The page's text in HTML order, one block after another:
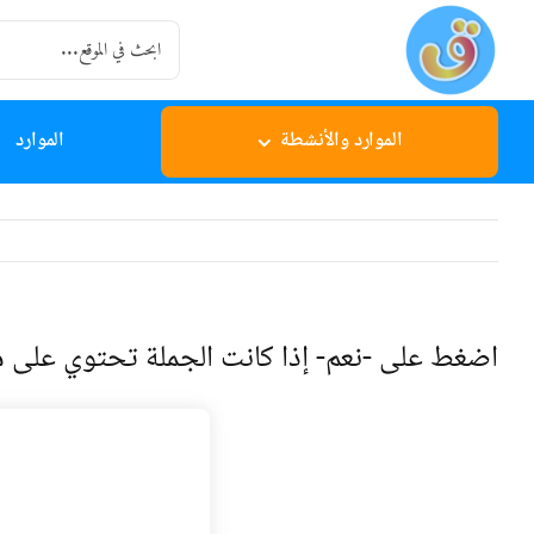
content
Search
for:
الموارد والأنشطة الموارد
اضغط على -نعم- إذا كانت الجملة تحتوي على